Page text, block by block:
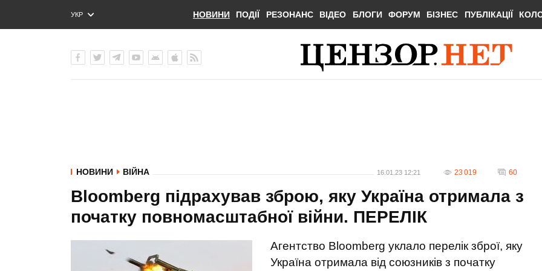
УКР
ENG
НОВИНИ ПОДІЇ РЕЗОНАНС ВІДЕО БЛОГИ ФОРУМ БІЗНЕС ПУБЛІКАЦІЇ
НОВИНИ ВІЙНА 16.01.23 12:21 23 019 60
Bloomberg підрахував зброю, яку Україна отримала з
початку повномасштабної війни. ПЕРЕЛІК
Агентство Bloomberg уклало перелік зброї, яку
Україна отримала від союзників з початку